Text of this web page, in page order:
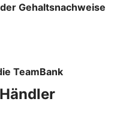
Gehaltsnachweise
TeamBank